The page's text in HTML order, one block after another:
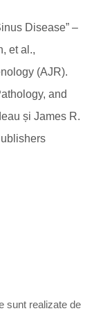
Disease” –
et al.,
(AJR).
and
și James R.
sunt realizate de